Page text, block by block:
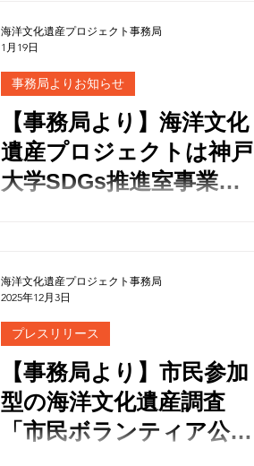
【事務局より】海洋文化
遺産プロジェクトは神戸
大学SDGs推進室事業
事務局よりお知らせ
海洋文化遺産プロジェクト事務局
1月19日
【事務局より】市民参加
型の海洋文化遺産調査
「市民ボランティア公
プレスリリース
海洋文化遺産プロジェクト事務局
2025年12月3日